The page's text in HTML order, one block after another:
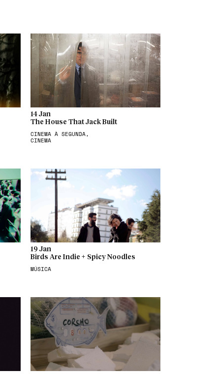
14 Jan
The House That Jack Built
CINEMA À SEGUNDA,
CINEMA
19 Jan
Birds Are Indie + Spicy Noodles
MÚSICA